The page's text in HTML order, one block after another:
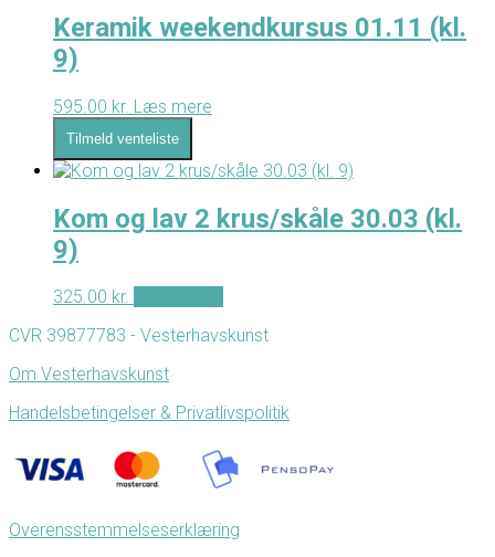
Keramik weekendkursus 01.11 (kl.
9)
595.00 kr. Læs mere
Tilmeld venteliste
Kom og lav 2 krus/skåle 30.03 (kl.
9)
325.00 kr.
CVR 39877783 - Vesterhavskunst
Om Vesterhavskunst
Handelsbetingelser & Privatlivspolitik
Overensstemmelseserklæring